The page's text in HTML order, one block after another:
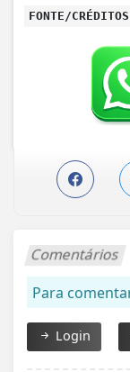
FONTE/
Comentários
Para
Login